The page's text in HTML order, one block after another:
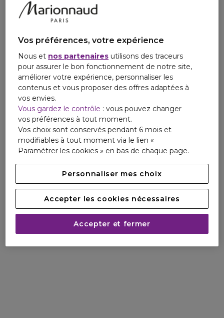
Vos préférences, votre expérience
Nous et nos partenaires utilisons des traceurs
pour assurer le bon fonctionnement de notre site,
améliorer votre expérience, personnaliser les
contenus et vous proposer des offres adaptées à
vos envies.
Vous gardez le contrôle : vous pouvez changer
vos préférences à tout moment.
Vos choix sont conservés pendant 6 mois et
modifiables à tout moment via le lien «
Paramétrer les cookies » en bas de chaque page.
Personnaliser mes choix
Accepter les cookies nécessaires
Accepter et fermer